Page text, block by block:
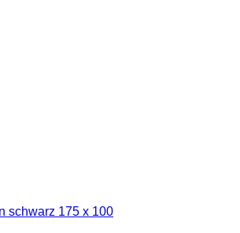
schwarz 175 x 100